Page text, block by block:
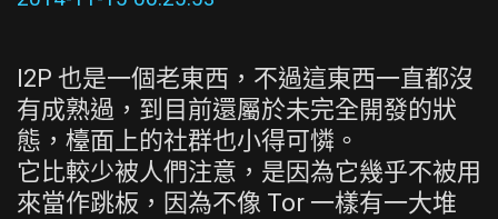
I2P 也是一個老東西，不過這東西一直都沒
有成熟過，到目前還屬於未完全開發的狀
態，檯面上的社群也小得可憐。
它比較少被人們注意，是因為它幾乎不被用
來當作跳板，因為不像 Tor 一樣有一大堆